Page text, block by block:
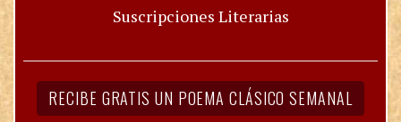
Suscripciones Literarias
RECIBE GRATIS UN POEMA CLÁSICO SEMANAL